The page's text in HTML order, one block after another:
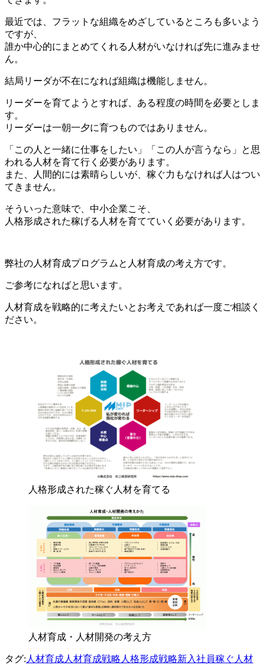
最近では、フラットな組織をめざしているところも多いよう
ですが、
誰か中心的にまとめてくれる人材がいなければ先に進みませ
ん。
結局リーダが不在になれば組織は機能しません。
リーダーを育てようとすれば、ある程度の時間を必要としま
す。
リーダーは一朝一夕に育つものではありません。
「この人と一緒に仕事をしたい」「この人が言うなら」と思
われる人材を育て行く必要があります。
また、人間的には素晴らしいが、稼ぐ力もなければ人はつい
てきません。
そういった意味で、中小企業こそ、
人格形成された稼げる人材を育てていく必要があります。
弊社の人材育成プログラムと人材育成の考え方です。
ご参考になればと思います。
人材育成を戦略的に考えたいとお考えであれば一度ご相談く
ださい。
人格形成された稼ぐ人材を育てる
人材育成・人材開発の考え方
タグ: 人材育成人材育成戦略 人格形成戦略新入社員稼ぐ人材